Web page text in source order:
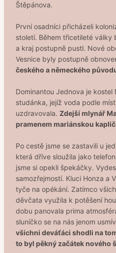
Štěpánova.
První osadníci přicházeli
století. Během třicetileté války
a kraj postupně pustl. Nové
Vesnice byly postupně
českého a německého
Dominantou Jednova je kostel
studánka, jejíž voda podle
uzdravovala. Zdejší mlynář
pramenem mariánskou
Po cestě jsme se zastavili u
která dříve sloužila jako
jsme si opekli špekáčky.
samozřejmostí. Kluci Honza a
tyče na opékání. Zatímco
děvčata využila k potěšení
dobu panovala prima
sluníčko se na nás jenom
všichni deváťáci shodli na
to byl pěkný začátek nového